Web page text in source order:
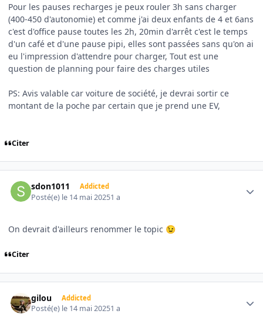
Pour les pauses recharges je peux rouler 3h sans charger
(400-450 d'autonomie) et comme j'ai deux enfants de 4 et 6ans
c'est d'office pause toutes les 2h, 20min d'arrêt c'est le temps
d'un café et d'une pause pipi, elles sont passées sans qu'on ai
eu l'impression d'attendre pour charger, Tout est une
question de planning pour faire des charges utiles
PS: Avis valable car voiture de société, je devrai sortir ce
montant de la poche par certain que je prend une EV,
Citer
sdon1011 Addicted
Posté(e) le 14 mai 20251 a
On devrait d'ailleurs renommer le topic 😉
Citer
gilou Addicted
Posté(e) le 14 mai 20251 a